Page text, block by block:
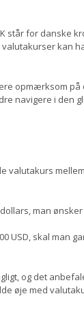
står for danske
kan
opmærksom
navigere i
valutakurs
man
USD, skal man
og det
øje med